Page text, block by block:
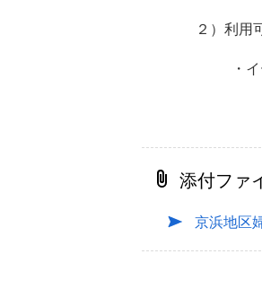
２）利
・
添付ファ
京浜地区